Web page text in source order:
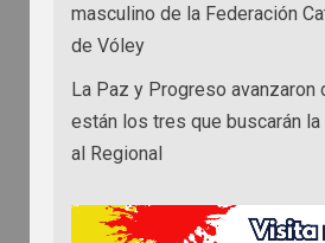
masculino de la Federación
de Vóley
La Paz y Progreso avanzaron
están los tres que buscarán
al Regional